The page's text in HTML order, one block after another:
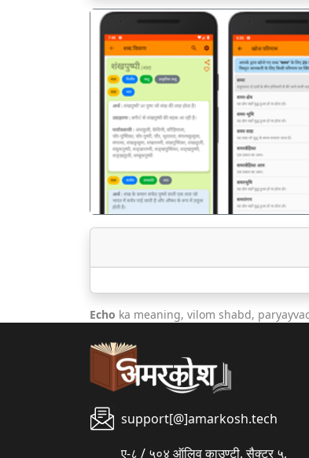
पिछला
Echo ka meaning, vilom shabd,
support[@]amarkosh.tech
ए-८ / ५०४ ऑलिव काउण्टी, सैक्टर ५,